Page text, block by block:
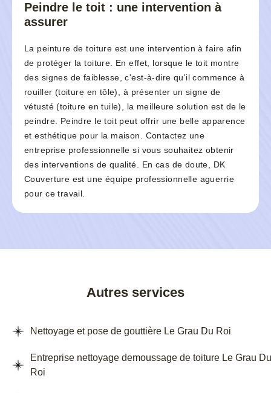
Peindre le toit : une intervention à
assurer
La peinture de toiture est une intervention à faire afin
de protéger la toiture. En effet, lorsque le toit montre
des signes de faiblesse, c'est-à-dire qu'il commence à
rouiller (toiture en tôle), à présenter un signe de
vétusté (toiture en tuile), la meilleure solution est de le
peindre. Peindre le toit peut offrir une belle apparence
et esthétique pour la maison. Contactez une
entreprise professionnelle si vous souhaitez obtenir
des interventions de qualité. En cas de doute, DK
Couverture est une équipe professionnelle aguerrie
pour ce travail.
Autres services
Nettoyage et pose de gouttière Le Grau Du Roi
Entreprise nettoyage demoussage de toiture Le Grau Du
Roi